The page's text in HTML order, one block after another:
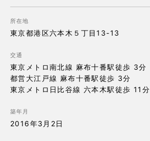
所在地
東京都港区六本木５丁目13-13
交通
東京メトロ南北線 麻布十番駅徒歩 3分
都営大江戸線 麻布十番駅徒歩 3分
東京メトロ日比谷線 六本木駅徒歩 11分
築年月
2016年3月2日